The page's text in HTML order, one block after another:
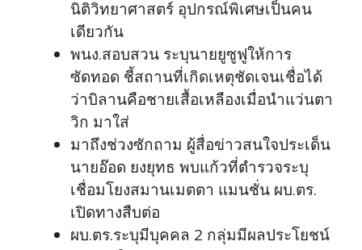
นิติวิทยาศาสตร์ อุปกรณ์พิเศษเป็นคน
เดียวกัน
พนง.สอบสวน ระบุนายยูซูฟูให้การ
ซัดทอด ชี้สถานที่เกิดเหตุชัดเจนเชื่อได้
ว่าบิลานคือชายเสื้อเหลืองเมื่อนำแว่นตา
วิก มาใส่
มาถึงช่วงซักถาม ผู้สื่อข่าวสนใจประเด็น
นายอ๊อด ยงยุทธ พบแก้วที่ตำรวจระบุ
เชื่อมโยงสมานเมตตา แมนชั่น ผบ.ตร.
เปิดทางสืบต่อ
ผบ.ตร.ระบุมีบุคคล 2 กลุ่มมีผลประโยชน์